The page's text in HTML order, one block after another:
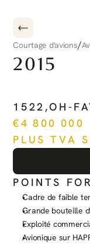
Courtage d'avions/
2015
1522 ,OH-
€4 800 000
PLUS TVA
POINTS
Cadre de faible
Grande bouteille
Exploité
Avionique sur